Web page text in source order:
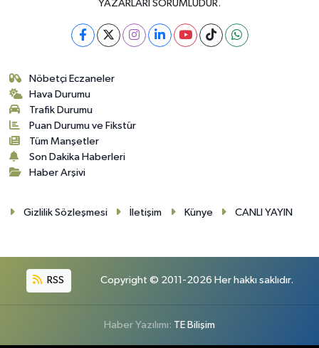
YAZARLARI SORUMLUDUR.
Nöbetçi Eczaneler
Hava Durumu
Trafik Durumu
Puan Durumu ve Fikstür
Tüm Manşetler
Son Dakika Haberleri
Haber Arşivi
Gizlilik Sözleşmesi İletişim Künye CANLI YAYIN
RSS Copyright © 2011-2026 Her hakkı saklıdır.
Haber Yazılımı: TE Bilişim